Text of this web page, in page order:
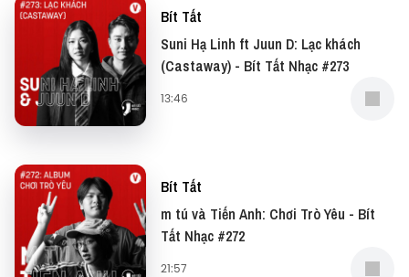
Bít Tất
Suni Hạ Linh ft Juun D: Lạc khách
(Castaway) - Bít Tất Nhạc #273
13:46
Bít Tất
m tú và Tiến Anh: Chơi Trò Yêu - Bít
Tất Nhạc #272
21:57